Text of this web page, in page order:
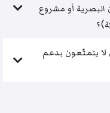
أو مشروع
لا يتمتّعون بدعم